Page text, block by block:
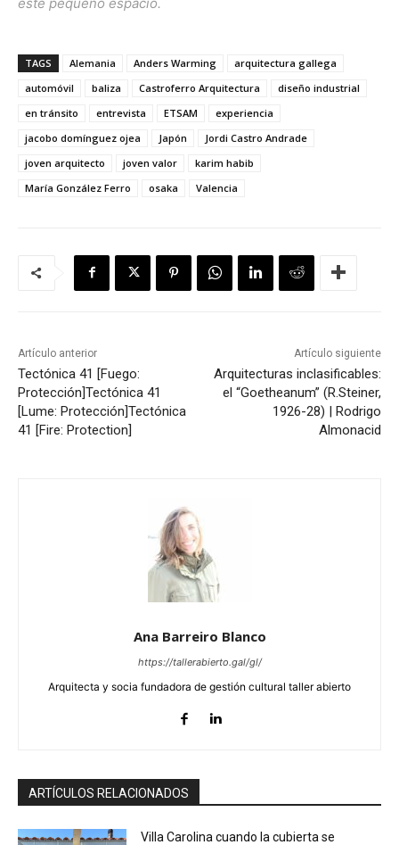
TAGS Alemania Anders Warming
arquitectura gallega
automóvil
baliza Castroferro Arquitectura
diseño industrial
en tránsito
entrevista ETSAM
experiencia
jacobo domínguez ojea
Japón
Jordi Castro Andrade
joven arquitecto
joven valor
karim habib
María González Ferro
osaka Valencia
Artículo anterior
Tectónica 41 [Fuego:
Protección]Tectónica 41
[Lume: Protección]Tectónica
41 [Fire: Protection]
Artículo siguiente
Arquitecturas inclasificables:
el “Goetheanum” (R.Steiner,
1926-28) | Rodrigo
Almonacid
Ana Barreiro Blanco
https://tallerabierto.gal/gl/
Arquitecta y socia fundadora de gestión cultural taller abierto
ARTÍCULOS RELACIONADOS
Villa Carolina cuando la cubierta se